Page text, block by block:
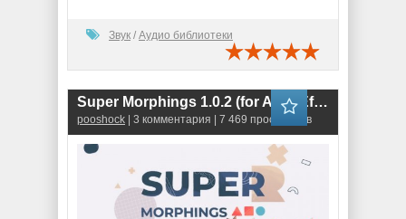
Звук / Аудио библиотеки
Super Morphings 1.0.2 (for After Effects)
pooshock | 3 комментария | 7 469 просмотров